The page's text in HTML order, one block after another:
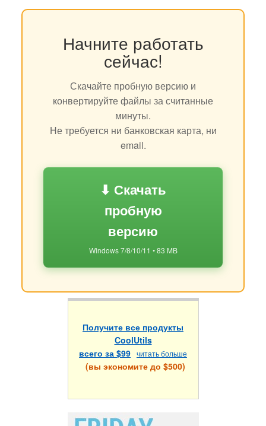
Начните работать
сейчас!
Скачайте пробную версию и
конвертируйте файлы за считанные
минуты.
Не требуется ни банковская карта, ни
email.
⬇ Скачать
пробную
версию
Windows 7/8/10/11 • 83 MB
Получите все продукты
CoolUtils
всего за $99 читать больше
(вы экономите до $500)